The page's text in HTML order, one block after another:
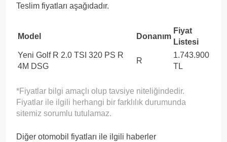
Teslim fiyatları aşağıdadır.
Model Donanım
Fiyat
Listesi
Yeni Golf R 2.0 TSI 320 PS R
4M DSG
R
1.743.900
TL
*Fiyatlar bilgi amaçlı olup tavsiye niteliğindedir.
Fiyatlar ile ilgili herhangi bir farklılık durumunda
sitemiz sorumlu tutulamaz.
Diğer otomobil fiyatları ile ilgili haberler